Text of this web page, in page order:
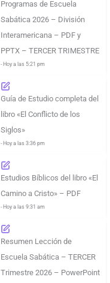
Programas de Escuela
Sabática 2026 – División
Interamericana – PDF y
PPTX – TERCER TRIMESTRE
- Hoy a las 5:21 pm
Guía de Estudio completa del
libro «El Conflicto de los
Siglos»
- Hoy a las 3:36 pm
Estudios Bíblicos del libro «El
Camino a Cristo» – PDF
- Hoy a las 9:31 am
Resumen Lección de
Escuela Sabática – TERCER
Trimestre 2026 – PowerPoint